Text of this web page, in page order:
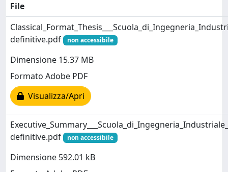
File
definitive.pdf
non accessibile
Dimensione 15.37 MB
Formato Adobe PDF
Visualizza/Apri
definitive.pdf
non accessibile
Dimensione 592.01 kB